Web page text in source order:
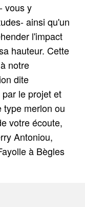
vous y
ainsi qu'un
l'impact
hauteur. Cette
notre
dite
le projet et
type merlon ou
votre écoute,
Antoniou,
à Bègles